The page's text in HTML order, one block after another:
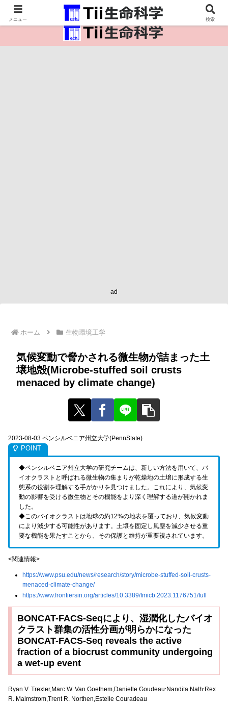
医療保健・生命・生物の情報インフラ。
ad
ホーム 生物環境工学
気候変動で脅かされる微生物が詰まった土
壌地殻(Microbe-stuffed soil crusts
menaced by climate change)
2023-08-03 ペンシルベニア州立大学(PennState)
◆ペンシルベニア州立大学の研究チームは、新しい方法を用いて、バ
イオクラストと呼ばれる微生物の集まりが乾燥地の土壌に形成する生
態系の役割を理解する手がかりを見つけました。これにより、気候変
動の影響を受ける微生物とその機能をより深く理解する道が開かれま
した。
◆このバイオクラストは地球の約12%の地表を覆っており、気候変動
により減少する可能性があります。土壌を固定し風塵を減少させる重
要な機能を果たすことから、その保護と維持が重要視されています。
<関連情報>
https://www.psu.edu/news/research/story/microbe-stuffed-soil-crusts-
menaced-climate-change/
https://www.frontiersin.org/articles/10.3389/fmicb.2023.1176751/full
BONCAT-FACS-Seqにより、湿潤化したバイオ
クラスト群集の活性分画が明らかになった
BONCAT-FACS-Seq reveals the active
fraction of a biocrust community undergoing
a wet-up event
Ryan V. Trexler,Marc W. Van Goethem,Danielle Goudeau Nandita Nath Rex
R. Malmstrom,Trent R. Northen,Estelle Couradeau
メニュー 検索